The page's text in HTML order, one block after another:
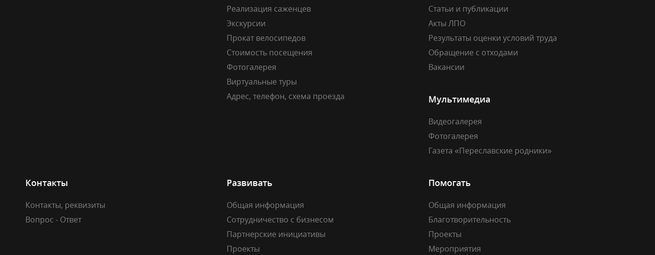
Реализация саженцев
Экскурсии
Прокат велосипедов
Стоимость посещения
Фотогалерея
Виртуальные туры
Адрес, телефон, схема проезда
Статьи и публикации
Акты ЛПО
Результаты оценки условий труда
Обращение с отходами
Вакансии
Мультимедиа
Видеогалерея
Фотогалерея
Газета «Переславские родники»
Контакты
Контакты, реквизиты
Вопрос - Ответ
Развивать
Общая информация
Сотрудничество с бизнесом
Партнерские инициативы
Проекты
Помогать
Общая информация
Благотворительность
Проекты
Мероприятия